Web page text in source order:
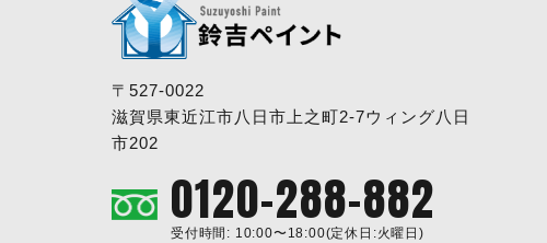
〒527-0022
滋賀県東近江市八日市上之町2-7ウィング八日
市202
0120-288-882
受付時間: 10:00〜18:00(定休日:火曜日)